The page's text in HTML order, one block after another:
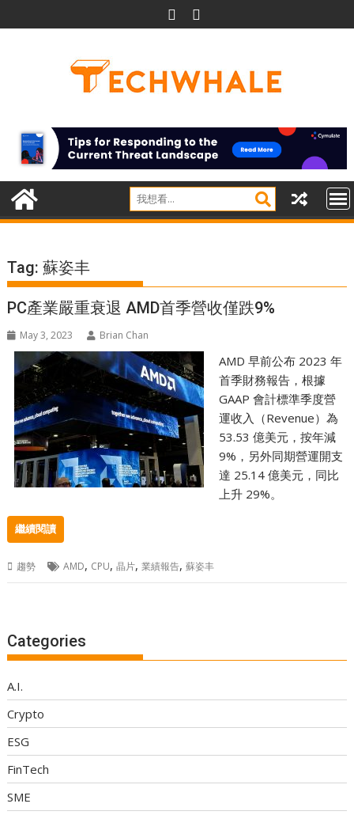
to
Tag:蘇姿丰
PC產業嚴重衰退 AMD首季營收僅跌9%
May 3, 2023 Brian Chan
AMD 早前公布 2023 年
首季財務報告，根據
GAAP 會計標準季度營
運收入（Revenue）為
53.53 億美元，按年減
9%，另外同期營運開支
達 25.14 億美元，同比
上升 29%。
繼續閱讀
趨勢 AMD, CPU,晶片,業績報告,蘇姿丰
Categories
A.I.
Crypto
ESG
FinTech
SME